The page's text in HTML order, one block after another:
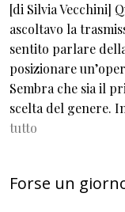
[di Silvia Vecchini]
ascoltavo la
sentito parlare
posizionare
Sembra che sia il
scelta del genere.
tutto
Forse un